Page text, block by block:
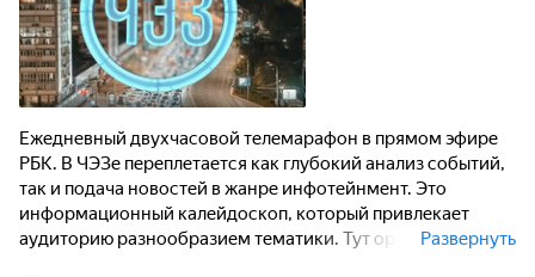
Ежедневный двухчасовой телемарафон в прямом эфире
РБК. В ЧЭЗе переплетается как глубокий анализ событий,
так и подача новостей в жанре инфотейнмент. Это
информационный калейдоскоп, который привлекает
аудиторию разнообразием тематики. Тут органичноРазвернуть